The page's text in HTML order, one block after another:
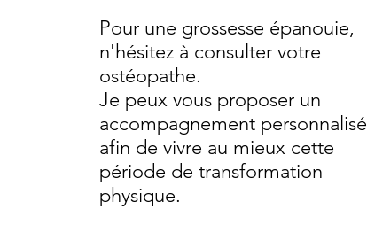
Pour une grossesse épanouie,
n'hésitez à consulter votre
ostéopathe.
Je peux vous proposer un
accompagnement personnalisé
afin de vivre au mieux cette
période de transformation
physique.